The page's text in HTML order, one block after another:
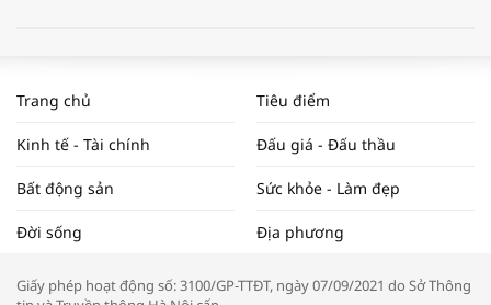
NAM NĂM 2024 VÀ NĂM 2025 | NHỊP
ĐẬP THỊ TRƯỜNG #62
Tọa đàm “Xúc tiến thương mại: Khơi
Trang chủ Tiêu điểm
Kinh tế - Tài chính Đấu giá - Đấu thầu
Bất động sản Sức khỏe - Làm đẹp
Đời sống Địa phương
Giấy phép hoạt động số: 3100/GP-TTĐT, ngày 07/09/2021 do Sở Thông